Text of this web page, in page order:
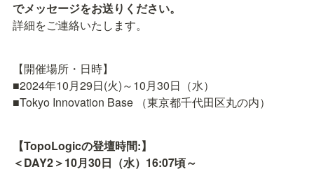
詳細をご連絡いたします。
【開催場所・日時】
■2024年10月29日(火)～10月30日（水）
■Tokyo Innovation Base （東京都千代田区丸の内）
【TopoLogicの登壇時間:】
＜DAY2＞10月30日（水）16:07頃～